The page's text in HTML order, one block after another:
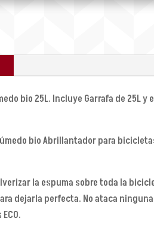
bio 25L. Incluye Garrafa de 25L
bio Abrillantador para
la espuma sobre toda la
dejarla perfecta. No ataca